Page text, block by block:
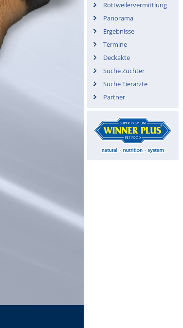
Rottweilervermittlung
Panorama
Ergebnisse
Termine
Deckakte
Suche Züchter
Suche Tierärzte
Partner